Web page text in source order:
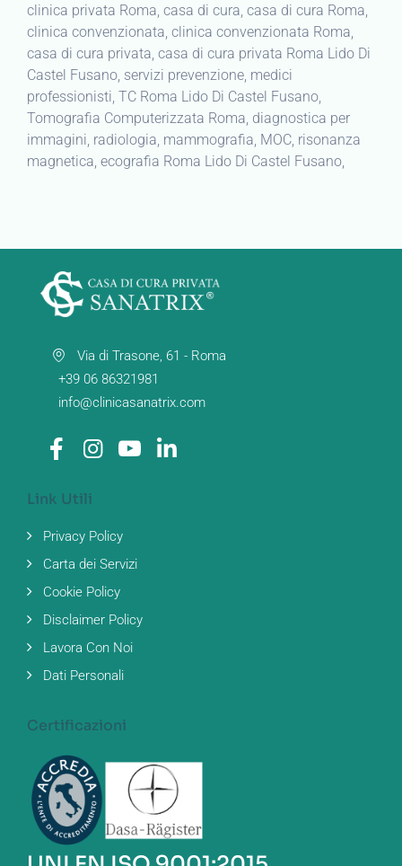
clinica privata Roma, casa di cura, casa di cura Roma,
clinica convenzionata, clinica convenzionata Roma,
casa di cura privata, casa di cura privata Roma Lido Di
Castel Fusano, servizi prevenzione, medici
professionisti, TC Roma Lido Di Castel Fusano,
Tomografia Computerizzata Roma, diagnostica per
immagini, radiologia, mammografia, MOC, risonanza
magnetica, ecografia Roma Lido Di Castel Fusano,
Via di Trasone, 61 - Roma
+39 06 86321981
info@clinicasanatrix.com
Link Utili
Privacy Policy
Carta dei Servizi
Cookie Policy
Disclaimer Policy
Lavora Con Noi
Dati Personali
Certificazioni